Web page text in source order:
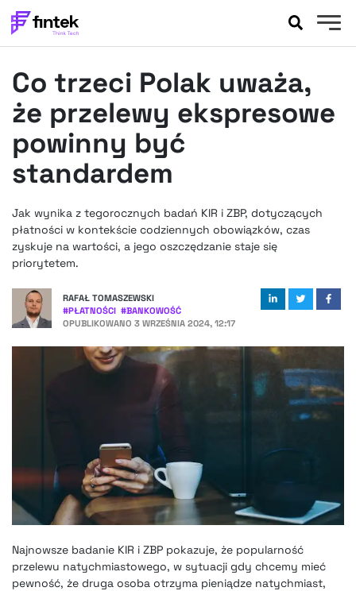
BANKOWOŚĆ
FELIETONY
WYWIADY
LEGAL
FINTEKEXTRA
OKIEM EKSPERTA
Co trzeci Polak uważa,
że przelewy ekspresowe
powinny być
standardem
Jak wynika z tegorocznych badań KIR i ZBP, dotyczących
płatności w kontekście codziennych obowiązków, czas
zyskuje na wartości, a jego oszczędzanie staje się
priorytetem.
RAFAŁ TOMASZEWSKI
#PŁATNOŚCI #BANKOWOŚĆ
OPUBLIKOWANO 3 WRZEŚNIA 2024, 12:17
Najnowsze badanie KIR i ZBP pokazuje, że popularność
przelewu natychmiastowego, w sytuacji gdy chcemy mieć
pewność, że druga osoba otrzyma pieniądze natychmiast,